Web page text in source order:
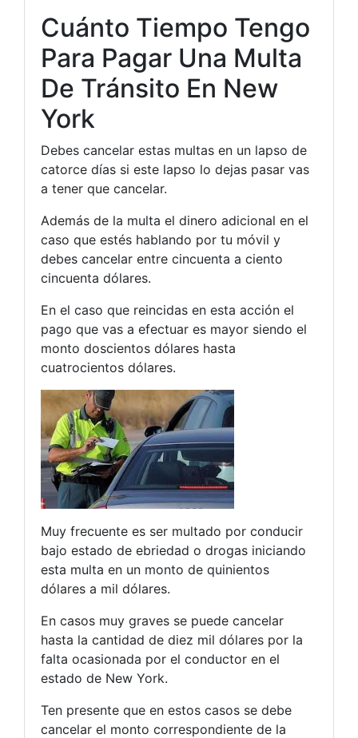
Cuánto Tiempo Tengo
Para Pagar Una Multa
De Tránsito En New
York
Debes cancelar estas multas en un lapso de
catorce días si este lapso lo dejas pasar vas
a tener que cancelar.
Además de la multa el dinero adicional en el
caso que estés hablando por tu móvil y
debes cancelar entre cincuenta a ciento
cincuenta dólares.
En el caso que reincidas en esta acción el
pago que vas a efectuar es mayor siendo el
monto doscientos dólares hasta
cuatrocientos dólares.
Muy frecuente es ser multado por conducir
bajo estado de ebriedad o drogas iniciando
esta multa en un monto de quinientos
dólares a mil dólares.
En casos muy graves se puede cancelar
hasta la cantidad de diez mil dólares por la
falta ocasionada por el conductor en el
estado de New York.
Ten presente que en estos casos se debe
cancelar el monto correspondiente de la